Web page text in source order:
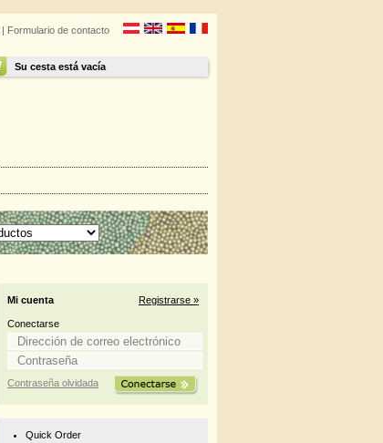
| Formulario de contacto
Su cesta está vacía
Mi cuenta Registrarse »
Conectarse
Contraseña olvidada
Quick Order